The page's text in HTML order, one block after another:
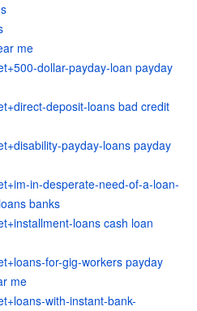
me
dollar-payday-loan payday
deposit-loans bad credit
payday-loans payday
in-desperate-need-of-a-loan-
banks
loans cash loan
for-gig-workers payday
me
with-instant-bank-